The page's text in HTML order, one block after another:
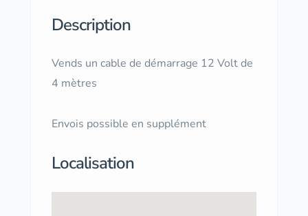
Description
Vends un cable de démarrage 12 Volt de
4 mètres
Envois possible en supplément
Localisation